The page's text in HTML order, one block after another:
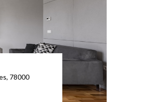
78000